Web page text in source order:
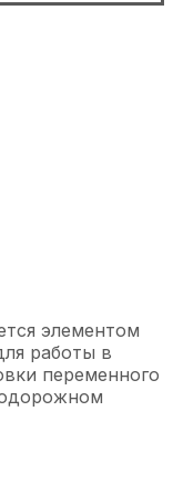
элементом
работы в
переменного